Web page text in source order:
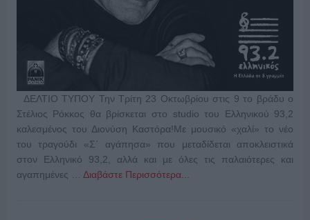
ΔΕΛΤΙΟ ΤΥΠΟΥ Την Τρίτη 23 Οκτωβρίου στις 9 το βράδυ ο
Στέλιος Ρόκκος θα βρίσκεται στο studio του Ελληνικού 93,2
καλεσμένος του Διονύση Καστόρα!Με μουσικό «χαλί» το νέο
του τραγούδι «Σ΄ αγάπησα» που μεταδίδεται αποκλειστικά
στον Ελληνικό 93,2, αλλά και με όλες τις παλαιότερες και
αγαπημένες … Διαβάστε Περισσότερα...